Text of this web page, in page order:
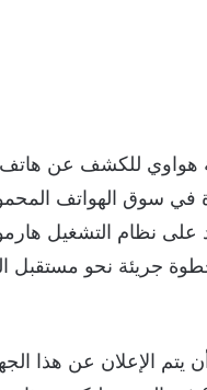
هواوي للكشف عن هاتف
سوق الهواتف
جريئة نحو مستقبل